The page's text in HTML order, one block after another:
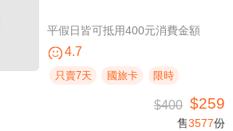
平假日皆可抵用400元消費金額
4.7
只賣7天 國旅卡 限時
$400 $259
售3577份